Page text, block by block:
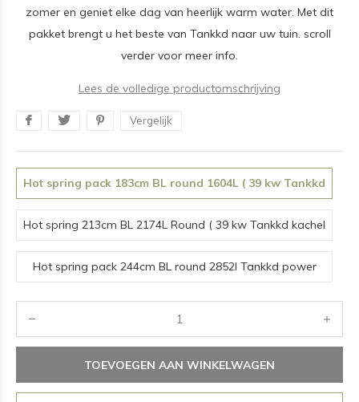
zomer en geniet elke dag van heerlijk warm water. Met dit
pakket brengt u het beste van Tankkd naar uw tuin. scroll
verder voor meer info.
Lees de volledige productomschrijving
Vergelijk
Hot spring pack 183cm BL round 1604L ( 39 kw Tankkd
kachel rond)
Hot spring 213cm BL 2174L Round ( 39 kw Tankkd kachel
rond)
Hot spring pack 244cm BL round 2852l Tankkd power
TOEVOEGEN AAN WINKELWAGEN